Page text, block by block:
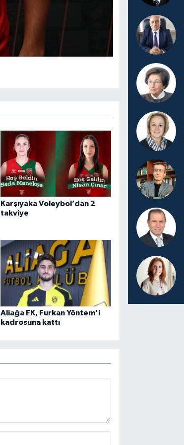
Karşıyaka Voleybol’dan 2
takviye
Aliağa FK, Furkan Yöntem’i
kadrosuna kattı